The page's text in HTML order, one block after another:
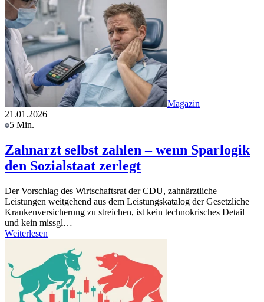
Magazin
21.01.2026
5 Min.
Zahnarzt selbst zahlen – wenn Sparlogik
den Sozialstaat zerlegt
Der Vorschlag des Wirtschaftsrat der CDU, zahnärztliche
Leistungen weitgehend aus dem Leistungskatalog der Gesetzliche
Krankenversicherung zu streichen, ist kein technokrisches Detail
und kein missgl…
Weiterlesen